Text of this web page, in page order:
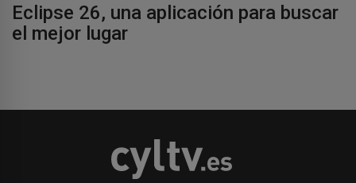
Eclipse 26, una aplicación para buscar
el mejor lugar